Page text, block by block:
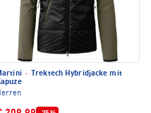
·
Trektech Hybridjacke mit